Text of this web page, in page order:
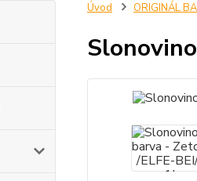
Úvod ORIGINÁL